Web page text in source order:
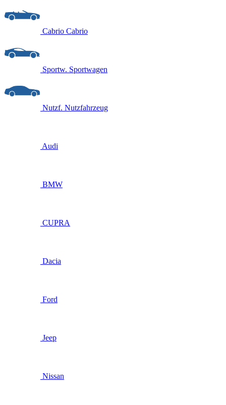
Cabrio Cabrio
Sportw. Sportwagen
Nutzf. Nutzfahrzeug
Audi
BMW
CUPRA
Dacia
Ford
Jeep
Nissan